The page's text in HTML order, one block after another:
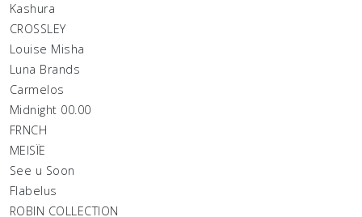
Kashura
CROSSLEY
Louise Misha
Luna Brands
Carmelos
Midnight 00.00
FRNCH
MEISÏE
See u Soon
Flabelus
ROBIN COLLECTION